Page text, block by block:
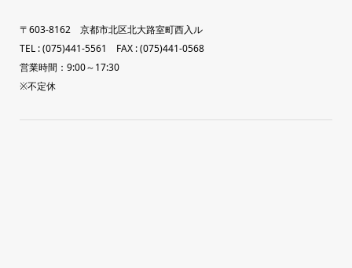
〒603-8162 京都市北区北大路室町西入ル
TEL : (075)441-5561 FAX : (075)441-0568
営業時間：9:00～17:30
※不定休